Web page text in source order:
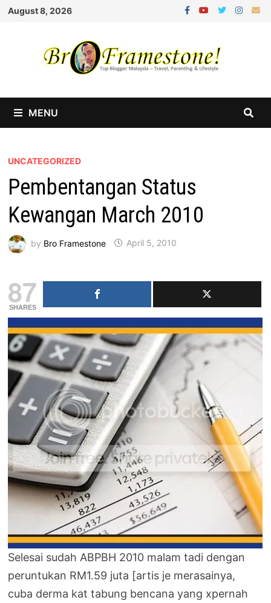
Skip
August 8, 2026
MENU
UNCATEGORIZED
Pembentangan Status
Kewangan March 2010
by Bro Framestone April 5, 2010
87
SHARES
Selesai sudah ABPBH 2010 malam tadi dengan
peruntukan RM1.59 juta [artis je merasainya,
cuba derma kat tabung bencana yang xpernah